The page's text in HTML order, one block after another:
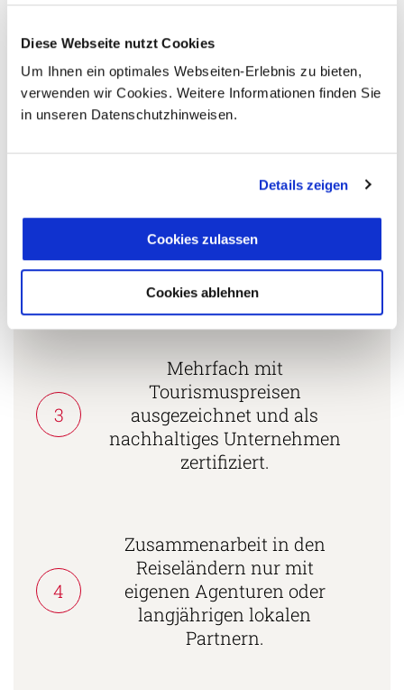
Diese Webseite nutzt Cookies
Um Ihnen ein optimales Webseiten-Erlebnis zu bieten,
verwenden wir Cookies. Weitere Informationen finden Sie
in unseren Datenschutzhinweisen.
Details zeigen
Cookies zulassen
Cookies ablehnen
5 Gründe warum Sie mit Ihrer Buchung bei uns
die richtige Entscheidung treffen:
25 Jahren Erfahrung!
2
Persönliche Beratung durch
vielgereiste
Länderspezialisten.
3
Mehrfach mit
Tourismuspreisen
ausgezeichnet und als
nachhaltiges Unternehmen
zertifiziert.
4
Zusammenarbeit in den
Reiseländern nur mit
eigenen Agenturen oder
langjährigen lokalen
Partnern.